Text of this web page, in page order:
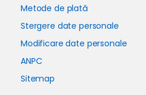
Metode de plată
Stergere date personale
Modificare date personale
ANPC
Sitemap